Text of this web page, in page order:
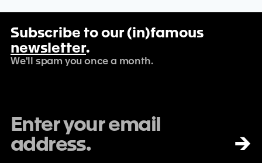
Subscribe to our (in)famous
newsletter.
We'll spam you once a month.
→